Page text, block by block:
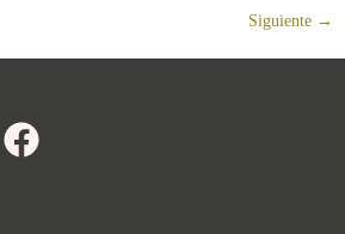
Siguiente →